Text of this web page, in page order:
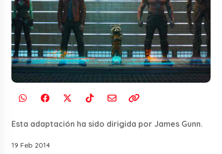
Esta adaptación ha sido dirigida por James Gunn.
19 Feb 2014